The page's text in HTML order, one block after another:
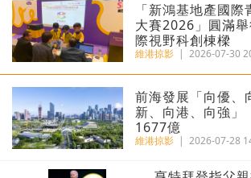
「新鴻基地產國
大賽2026」圓滿
際視野科創棟樑
維港掠影 | 2026-07-30
前海發展「向優、
新、向港、向強
1677億
維港掠影 | 2026-07-28